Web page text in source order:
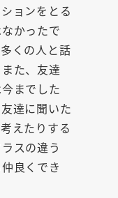
ョンをとる
かったで
くの人と話
た、友達
までした
達に聞いた
えたりする
スの違う
良くでき